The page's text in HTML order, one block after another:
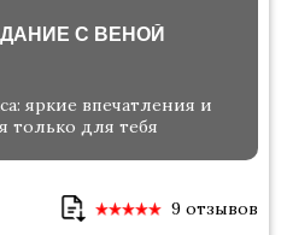
С ВЕНОЙ
яркие впечатления и
только для тебя
9 отзывов